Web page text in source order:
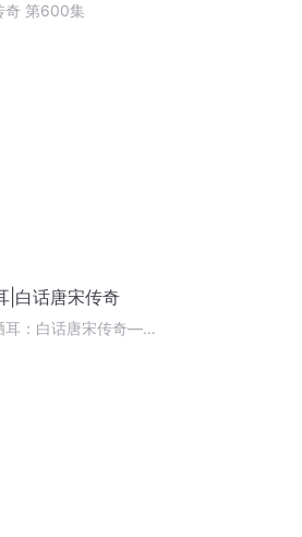
奇 第600集
|白话唐宋传奇
耳：白话唐宋传奇——